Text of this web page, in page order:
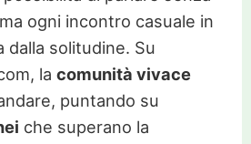
ogni incontro casuale in
dalla solitudine. Su
la comunità vivace
puntando su
che superano la